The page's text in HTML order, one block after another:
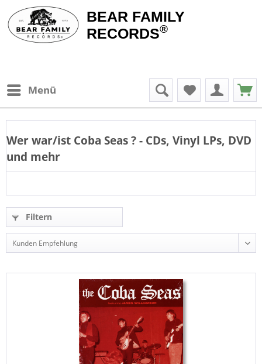
BEAR FAMILY
RECORDS®
Menü
Wer war/ist Coba Seas? - CDs, Vinyl LPs, DVD
und mehr
Filtern